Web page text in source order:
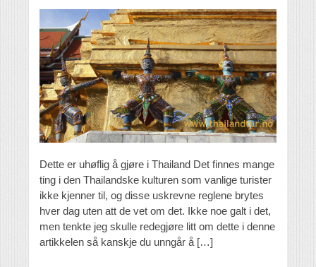
Dette er uhøflig å gjøre i Thailand Det finnes mange
ting i den Thailandske kulturen som vanlige turister
ikke kjenner til, og disse uskrevne reglene brytes
hver dag uten att de vet om det. Ikke noe galt i det,
men tenkte jeg skulle redegjøre litt om dette i denne
artikkelen så kanskje du unngår å […]